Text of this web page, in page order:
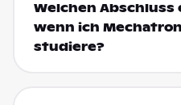
Welchen Abschluss
wenn ich
studiere?